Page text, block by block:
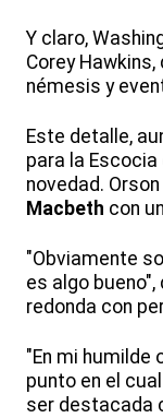
Y claro,
Corey
némesis y
Este detalle,
para la
novedad.
Macbeth con
"Obviamente
es algo
redonda con
"En mi humilde
punto en el
ser destacada